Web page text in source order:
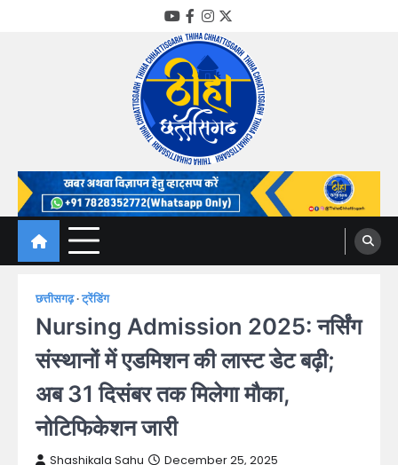
YouTube
Facebook
Instagram
Twitter
Thiha Chhattisgarh
गोठ जन-जन के
छत्तीसगढ़ ट्रेंडिंग
Nursing Admission 2025: नर्सिंग
संस्थानों में एडमिशन की लास्ट डेट बढ़ी;
अब 31 दिसंबर तक मिलेगा मौका,
नोटिफिकेशन जारी
Shashikala Sahu December 25, 2025